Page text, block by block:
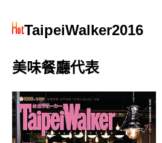
TaipeiWalker2016
美味餐廳代表